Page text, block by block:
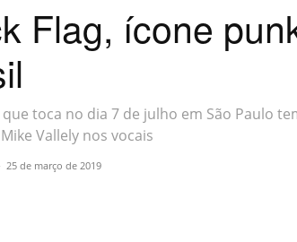
Flag, ícone
toca no dia 7 de julho em São Paulo
Vallely nos vocais
25 de março de 2019